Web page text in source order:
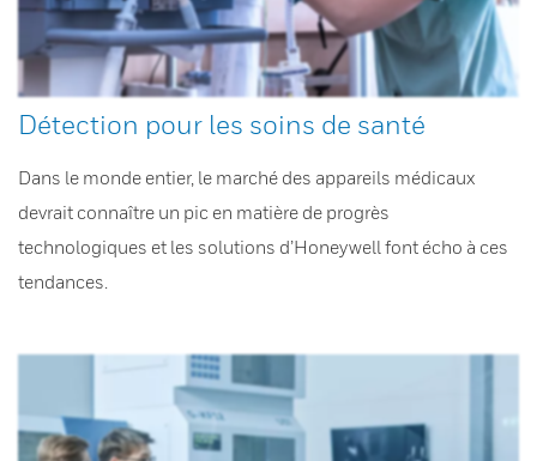
Détection pour les soins de santé
Dans le monde entier, le marché des appareils médicaux
devrait connaître un pic en matière de progrès
technologiques et les solutions d’Honeywell font écho à ces
tendances.